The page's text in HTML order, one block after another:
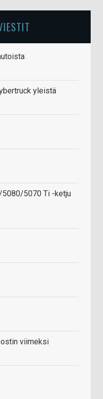
yleistä
5080/5070 Ti -ketju
viimeksi